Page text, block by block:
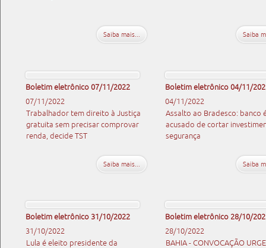
Saiba mais... Saiba
Boletim eletrônico 07/11/2022
07/11/2022
Trabalhador tem direito à Justiça
gratuita sem precisar comprovar
renda, decide TST
Saiba mais...
Boletim eletrônico 04/11/
04/11/2022
Assalto ao Bradesco: banco
acusado de cortar
segurança
Saiba
Boletim eletrônico 31/10/2022
31/10/2022
Lula é eleito presidente da
Boletim eletrônico 28/10/
28/10/2022
BAHIA - CONVOCAÇÃO